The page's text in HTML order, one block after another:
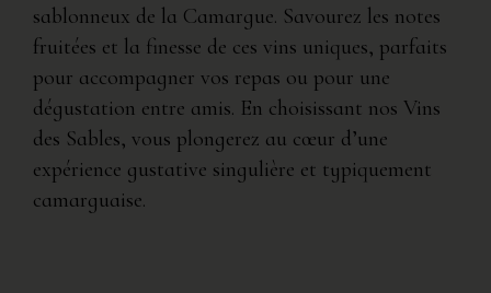
sablonneux de la Camargue. Savourez les notes
fruitées et la finesse de ces vins uniques, parfaits
pour accompagner vos repas ou pour une
dégustation entre amis. En choisissant nos Vins
des Sables, vous plongerez au cœur d’une
expérience gustative singulière et typiquement
camarguaise.